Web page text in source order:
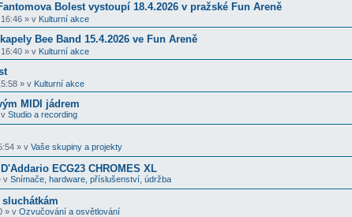
Bolest vystoupí 18.4.2026 v pražské Fun Areně
» v Kulturní akce
Bee Band 15.4.2026 ve Fun Areně
» v Kulturní akce
» v Kulturní akce
MIDI jádrem
Studio a recording
» v Vaše skupiny a projekty
ECG23 CHROMES XL
v Snímače, hardware, příslušenství, údržba
» v Ozvučování a osvětlování